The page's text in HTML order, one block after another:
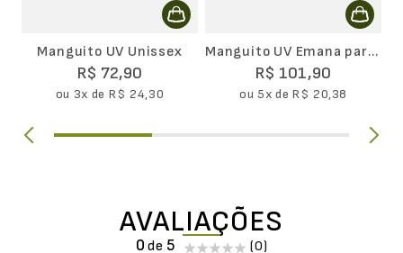
Manguito UV Unissex
R$ 72,90
ou 3x de R$ 24,30
Manguito UV Emana para
Relógio com Luva -
Unissex
R$ 101,90
ou 5x deR$ 20,38
AVALIAÇÕES
0 (0)